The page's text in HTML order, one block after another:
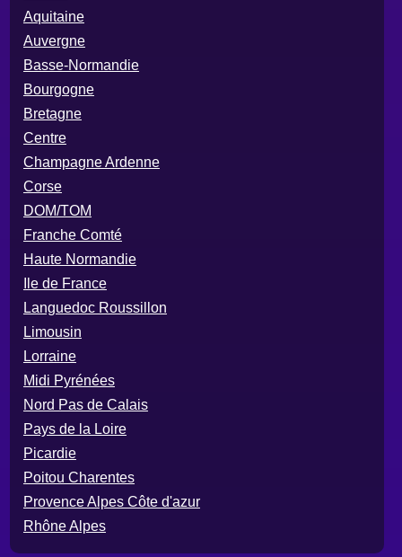
Aquitaine
Auvergne
Basse-Normandie
Bourgogne
Bretagne
Centre
Champagne Ardenne
Corse
DOM/TOM
Franche Comté
Haute Normandie
Ile de France
Languedoc Roussillon
Limousin
Lorraine
Midi Pyrénées
Nord Pas de Calais
Pays de la Loire
Picardie
Poitou Charentes
Provence Alpes Côte d'azur
Rhône Alpes